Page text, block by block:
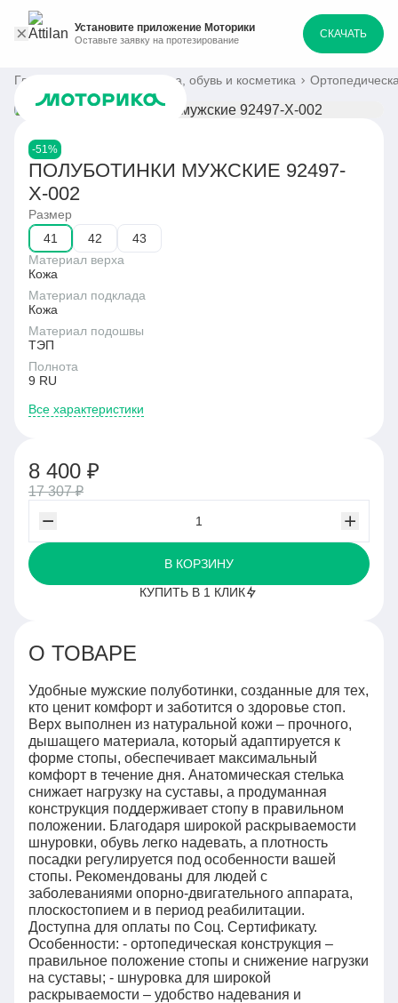
Установите приложение Моторики
Оставьте заявку на протезирование СКАЧАТЬ
Главная Одежда, обувь и косметика
-51%
ПОЛУБОТИНКИ МУЖСКИЕ 92497-
Х-002
Размер
41
42
43
Материал верха
Кожа
Материал подклада
Кожа
Материал подошвы
ТЭП
Полнота
9 RU
Все характеристики
8 400 ₽
17 307 ₽
В КОРЗИНУ
КУПИТЬ В 1 КЛИК
О ТОВАРЕ
Удобные мужские полуботинки, созданные для тех,
кто ценит комфорт и заботится о здоровье стоп.
Верх выполнен из натуральной кожи – прочного,
дышащего материала, который адаптируется к
форме стопы, обеспечивает максимальный
комфорт в течение дня. Анатомическая стелька
снижает нагрузку на суставы, а продуманная
конструкция поддерживает стопу в правильном
положении. Благодаря широкой раскрываемости
шнуровки, обувь легко надевать, а плотность
посадки регулируется под особенности вашей
стопы. Рекомендованы для людей с
заболеваниями опорно-двигательного аппарата,
плоскостопием и в период реабилитации.
Доступна для оплаты по Соц. Сертификату.
Особенности: - ортопедическая конструкция –
правильное положение стопы и снижение нагрузки
на суставы; - шнуровка для широкой
раскрываемости – удобство надевания и